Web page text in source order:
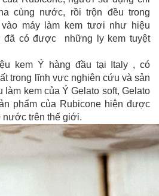
cùng nước, rồi trộn đều trong
máy làm kem tươi như hiệu
đã có được những ly kem tuyệt
kem Ý hàng đầu tại Italy , có
trong lĩnh vực nghiên cứu và sản
làm kem của Ý Gelato soft, Gelato
phẩm của Rubicone hiện được
nước trên thế giới.